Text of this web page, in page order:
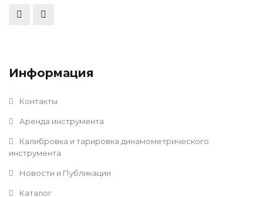
Информация
Контакты
Аренда инструмента
Калибровка и тарировка динамометрического
инструмента
Новости и Публикации
Каталог